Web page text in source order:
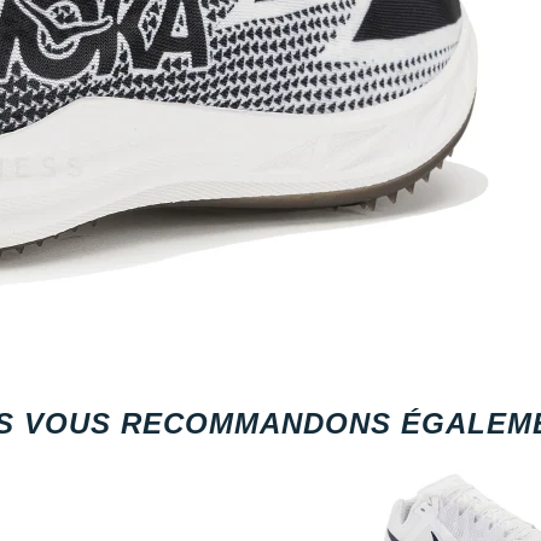
VOUS RECOMMANDONS